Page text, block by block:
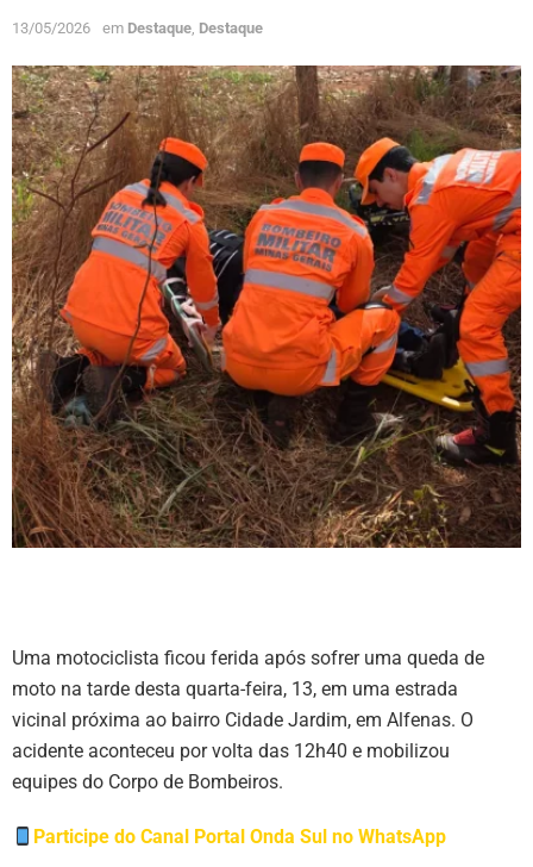
13/05/2026 em Destaque, Destaque
Uma motociclista ficou ferida após sofrer uma queda de
moto na tarde desta quarta-feira, 13, em uma estrada
vicinal próxima ao bairro Cidade Jardim, em Alfenas. O
acidente aconteceu por volta das 12h40 e mobilizou
equipes do Corpo de Bombeiros.
Participe do Canal Portal Onda Sul no WhatsApp